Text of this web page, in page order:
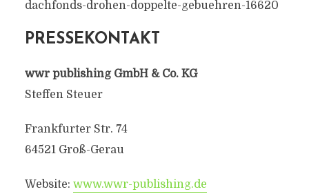
dachfonds-drohen-doppelte-gebuehren-16620
PRESSEKONTAKT
wwr publishing GmbH & Co. KG
Steffen Steuer
Frankfurter Str. 74
64521 Groß-Gerau
Website: www.wwr-publishing.de